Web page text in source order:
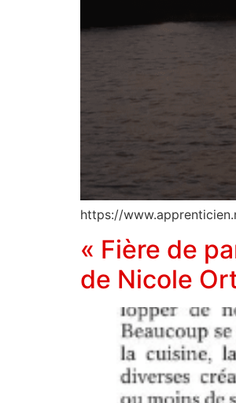
https://
« Fière de
de Nicole